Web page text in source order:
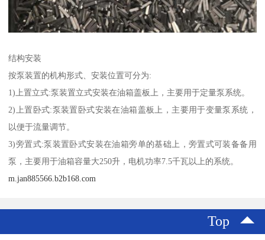
结构安装
按泵装置的机构形式、安装位置可分为:
1)上置立式:泵装置立式安装在油箱盖板上，主要用于定量泵系统。
2)上置卧式:泵装置卧式安装在油箱盖板上，主要用于变量泵系统，
以便于流量调节。
3)旁置式:泵装置卧式安装在油箱旁单的基础上，旁置式可装备备用
泵，主要用于油箱容量大250升，电机功率7.5千瓦以上的系统。
m.jan885566.b2b168.com
Top